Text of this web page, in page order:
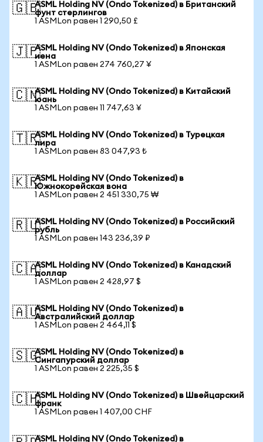
🇬🇧ASML Holding NV (Ondo Tokenized) в Британский
фунт стерлингов
1 ASMLon равен 1 290,50 £
🇯🇵ASML Holding NV (Ondo Tokenized) в Японская
иена
1 ASMLon равен 274 760,27 ¥
🇨🇳ASML Holding NV (Ondo Tokenized) в Китайский
юань
1 ASMLon равен 11 747,63 ¥
🇹🇷ASML Holding NV (Ondo Tokenized) в Турецкая
лира
1 ASMLon равен 83 047,93 ₺
🇰🇷ASML Holding NV (Ondo Tokenized) в
Южнокорейская вона
1 ASMLon равен 2 451 330,75 ₩
🇷🇺ASML Holding NV (Ondo Tokenized) в Российский
рубль
1 ASMLon равен 143 236,39 ₽
🇨🇦ASML Holding NV (Ondo Tokenized) в Канадский
доллар
1 ASMLon равен 2 428,97 $
🇦🇺ASML Holding NV (Ondo Tokenized) в
Австралийский доллар
1 ASMLon равен 2 464,11 $
🇸🇬ASML Holding NV (Ondo Tokenized) в
Сингапурский доллар
1 ASMLon равен 2 225,35 $
🇨🇭ASML Holding NV (Ondo Tokenized) в Швейцарский
франк
1 ASMLon равен 1 407,00 CHF
ASML Holding NV (Ondo Tokenized) в